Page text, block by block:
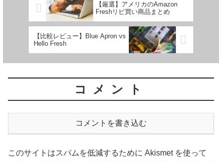
【厳選】アメリカのAmazon
Freshリピ買い商品まとめ
【比較レビュー】Blue Apron vs
Hello Fresh
コメント
コメントを書き込む
このサイトはスパムを低減するために Akismet を使って